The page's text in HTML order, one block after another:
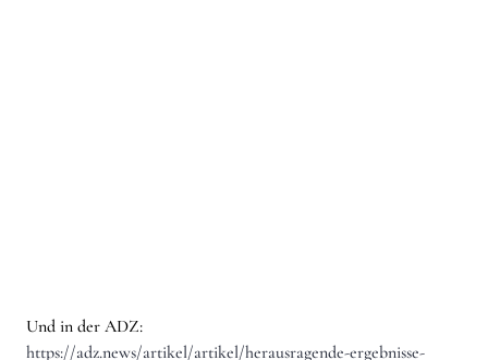
Und in der ADZ:
https://adz.news/artikel/artikel/herausragende-ergebnisse-